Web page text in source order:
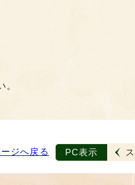
。
ジへ戻る PC表示